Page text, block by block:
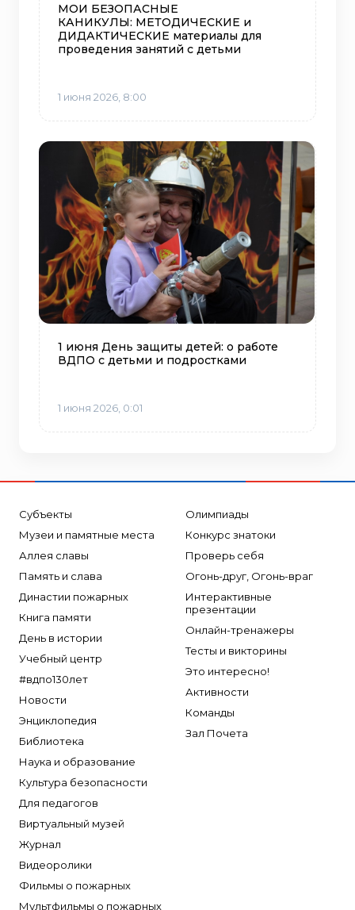
МОИ БЕЗОПАСНЫЕ
КАНИКУЛЫ: МЕТОДИЧЕСКИЕ и
ДИДАКТИЧЕСКИЕ материалы для
проведения занятий с детьми
1 июня 2026, 8:00
1 июня День защиты детей: о работе
ВДПО с детьми и подростками
1 июня 2026, 0:01
Субъекты
Музеи и памятные места
Аллея славы
Память и слава
Династии пожарных
Книга памяти
День в истории
Учебный центр
#вдпо130лет
Новости
Энциклопедия
Библиотека
Наука и образование
Культура безопасности
Для педагогов
Виртуальный музей
Журнал
Видеоролики
Фильмы о пожарных
Мультфильмы о пожарных
Олимпиады
Конкурс знатоки
Проверь себя
Огонь-друг, Огонь-враг
Интерактивные
презентации
Онлайн-тренажеры
Тесты и викторины
Это интересно!
Активности
Команды
Зал Почета